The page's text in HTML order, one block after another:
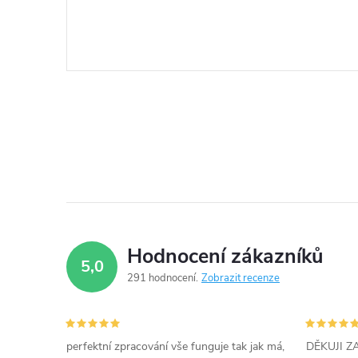
5,0 Hodnocení zákazníků
291 hodnocení Zobrazit recenze
perfektní zpracování vše funguje tak jak má, DĚKUJI